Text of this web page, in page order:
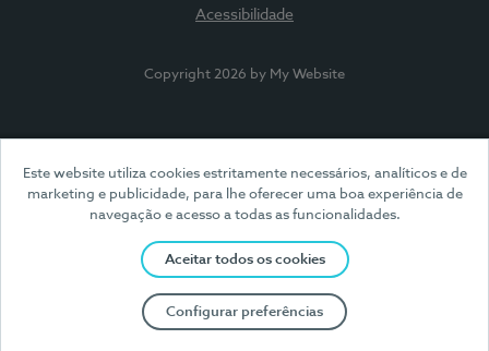
Este website utiliza cookies estritamente necessários, analíticos e de
marketing e publicidade, para lhe oferecer uma boa experiência de
navegação e acesso a todas as funcionalidades.
Aceitar todos os cookies
Configurar preferências
Acessibilidade
Copyright 2026 by My Website